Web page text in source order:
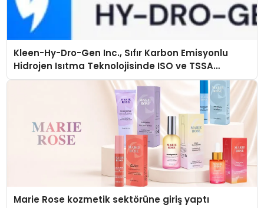
Kleen-Hy-Dro-Gen Inc., Sıfır Karbon Emisyonlu
Hidrojen Isıtma Teknolojisinde ISO ve TSSA
Düzenleyici Onaylarını Aldı
Marie Rose kozmetik sektörüne giriş yaptı